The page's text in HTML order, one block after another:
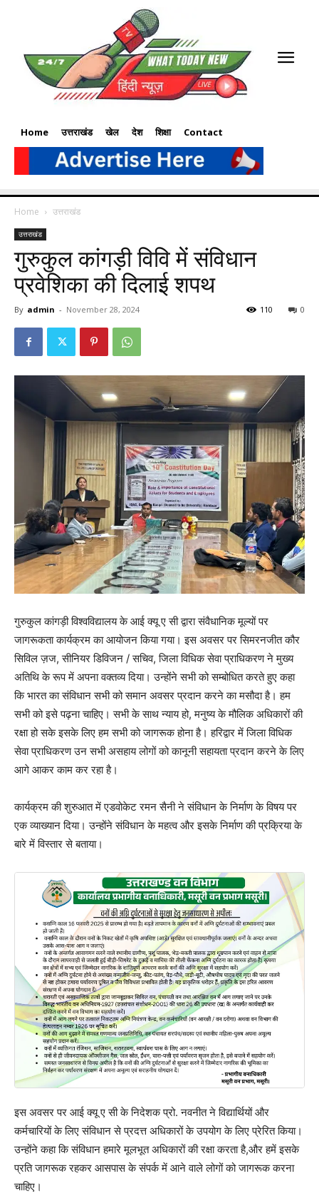
Home उत्तराखंड खेल देश शिक्षा Contact
Home उत्तराखंड
उत्तराखंड
गुरुकुल कांगड़ी विवि में संविधान
प्रवेशिका की दिलाई शपथ
By admin - November 28, 2024 0
110
गुरुकुल कांगड़ी विश्वविद्यालय के आई क्यू ए सी द्वारा संवैधानिक मूल्यों पर
जागरूकता कार्यक्रम का आयोजन किया गया। इस अवसर पर सिमरनजीत कौर
सिविल ज़ज, सीनियर डिविजन / सचिव, जिला विधिक सेवा प्राधिकरण ने मुख्य
अतिथि के रूप में अपना वक्तव्य दिया। उन्होंने सभी को सम्बोधित करते हुए कहा
कि भारत का संविधान सभी को समान अवसर प्रदान करने का मसौदा है। हम
सभी को इसे पढ़ना चाहिए। सभी के साथ न्याय हो, मनुष्य के मौलिक अधिकारों की
रक्षा हो सके इसके लिए हम सभी को जागरूक होना है। हरिद्वार में जिला विधिक
सेवा प्राधिकरण उन सभी असहाय लोगों को कानूनी सहायता प्रदान करने के लिए
आगे आकर काम कर रहा है।
कार्यक्रम की शुरुआत में एडवोकेट रमन सैनी ने संविधान के निर्माण के विषय पर
एक व्याख्यान दिया। उन्होंने संविधान के महत्व और इसके निर्माण की प्रक्रिया के
बारे में विस्तार से बताया।
इस अवसर पर आई क्यू ए सी के निदेशक प्रो. नवनीत ने विद्यार्थियों और
कर्मचारियों के लिए संविधान से प्रदत्त अधिकारों के उपयोग के लिए प्रेरित किया।
उन्होंने कहा कि संविधान हमारे मूलभूत अधिकारों की रक्षा करता है,और हमें इसके
प्रति जागरूक रहकर आसपास के संपर्क में आने वाले लोगों को जागरूक करना
चाहिए।